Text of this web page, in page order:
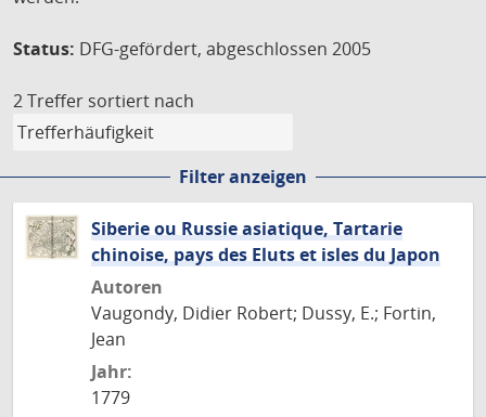
Status: DFG-gefördert, abgeschlossen 2005
2 Treffer sortiert nach
Filter anzeigen
Siberie ou Russie asiatique, Tartarie
chinoise, pays des Eluts et isles du Japon
Autoren
Vaugondy, Didier Robert; Dussy, E.; Fortin,
Jean
Jahr:
1779